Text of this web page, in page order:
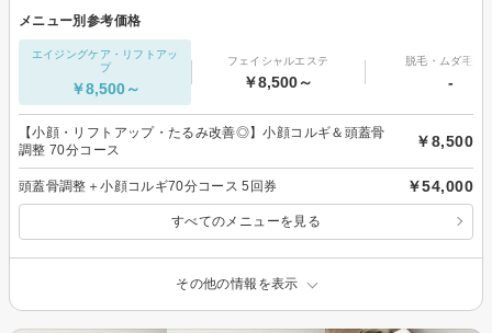
メニュー別参考価格
エイジングケア・リフトアッ
プ
￥8,500～
フェイシャルエステ
￥8,500～
脱毛・ムダ毛処
-
【小顔・リフトアップ・たるみ改善◎】小顔コルギ＆頭蓋骨
調整 70分コース
￥8,500
頭蓋骨調整＋小顔コルギ70分コース 5回券 ￥54,000
すべてのメニューを見る
その他の情報を表示